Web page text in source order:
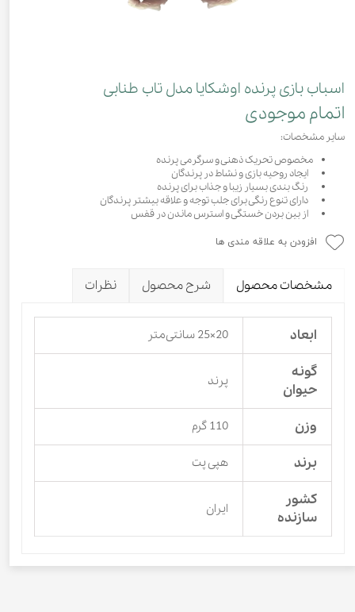
اسباب بازی پرنده اوشکایا مدل تاب طنابی
اتمام موجودی
سایر مشخصات:
مخصوص تحریک ذهنی و سرگرمی پرنده
ایجاد روحیه بازی و نشاط در پرندگان
رنگ بندی بسیار زیبا و جذاب برای پرنده
دارای تنوع رنگی برای جلب توجه و علاقه بیشتر پرندگان
از بین بردن خستگی و استرس ماندن در قفس
افزودن به علاقه مندی ها
مشخصات محصول شرح محصول نظرات
ابعاد 20×25 سانتی‌متر
گونه
حیوان
پرند
وزن 110 گرم
برند هپی پت
کشور
سازنده
ایران